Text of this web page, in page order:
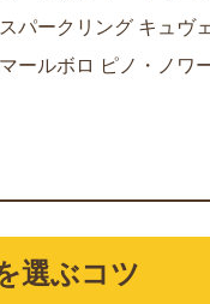
パークリング キュヴ
ールボロ ピノ・ノワ
選ぶコツ